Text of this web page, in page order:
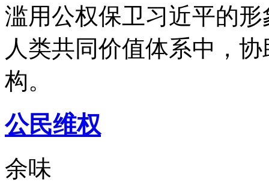
滥用公权保卫习近平的
人类共同价值体系中，
构。
公民维权
余味